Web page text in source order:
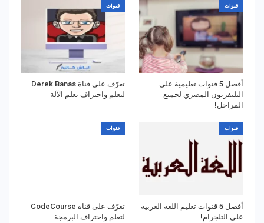
قنوات
أفضل 5 قنوات تعليمية على
التليفزيون المصري لجميع
المراحل!
قنوات
تعرّف على قناة Derek Banas
لتعلم واحتراف تعلم الآلة
قنوات
أفضل 5 قنوات تعليم اللغة العربية
على التلجرام!
قنوات
تعرّف على قناة CodeCourse
لتعلم واحتراف البرمجة